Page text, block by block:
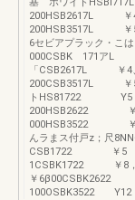
基 ホワイト
200HSB2617L ￥
200HSB3517L ￥5
6セビアプラック・
「CSB2617L ￥4
200CSB3517L ￥5
トHS81722 Y5
200HSB2622 ￥
000HSB3522 ￥8
んラまス付戸z；尺
1CSBK1722 ￥
￥